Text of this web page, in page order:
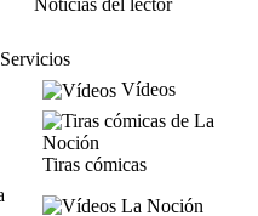
Noticias del lector
Servicios
Vídeos
Tiras cómicas